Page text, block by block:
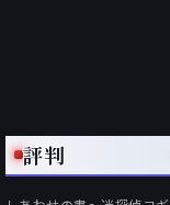
評判